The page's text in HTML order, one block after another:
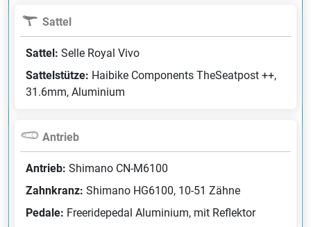
Sattel
Sattel: Selle Royal Vivo
Sattelstütze: Haibike Components TheSeatpost ++,
31.6mm, Aluminium
Antrieb
Antrieb: Shimano CN-M6100
Zahnkranz: Shimano HG6100, 10-51 Zähne
Pedale: Freeridepedal Aluminium, mit Reflektor